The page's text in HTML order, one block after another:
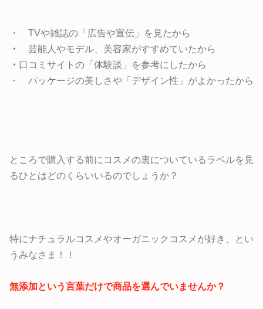
・ TVや雑誌の「広告や宣伝」を見たから
・
芸能人やモデル、美容家がすすめていたから
・ 口コミサイトの「体験談」を参考にしたから
・ パッケージの美しさや「デザイン性」がよかったから
ところで購入する前にコスメの裏についているラベルを見
るひとはどのくらいいるのでしょうか？
特にナチュラルコスメやオーガニックコスメが好き、とい
うみなさま！！
無添加という言葉だけで商品を選んでいませんか？